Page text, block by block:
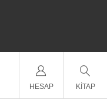
HESAP KITAP